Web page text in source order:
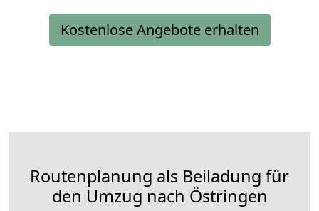
Kostenlose Angebote erhalten
Routenplanung als Beiladung für
den Umzug nach Östringen